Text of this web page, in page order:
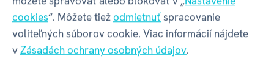
voveľkosti, ktorá padne akurátdo ruky.
Riešení hlavolamov je príjemnou zábavou. Zabavíte
tým nielen ruke, ale aj hlavu.
cookies“. Môžete tiežodmietnuťspracovanie
voliteľných súborov cookie. Viac informácií nájdete
vZásadách ochrany osobných údajov.